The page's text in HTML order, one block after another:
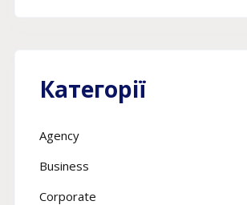
Категорії
Agency
Business
Corporate